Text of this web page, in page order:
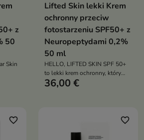
z
50
Skin
Lifted Skin lekki Krem
ochronny przeciw
fotostarzeniu SPF50+ z
Neuropeptydami 0,2%
50 ml
HELLO, LIFTED SKIN SPF 50+
to lekki krem ochronny, który
chroni skórę przed
36,00 €
favorite_border favorite_border